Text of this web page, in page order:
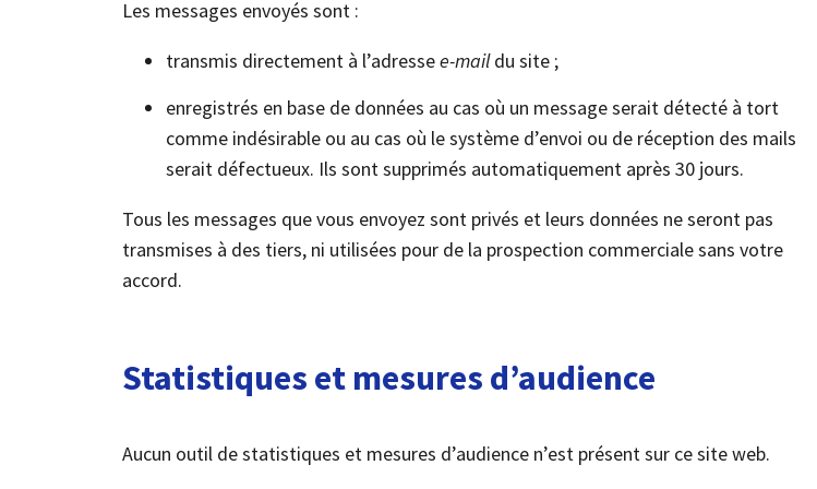
Les messages envoyés sont :
transmis directement à l’adressee-maildu site ;
enregistrés en base de données au cas où un message serait détecté à tort
comme indésirable ou au cas où le système d’envoi ou de réception des mails
serait défectueux. Ils sont supprimés automatiquement après 30 jours.
Tous les messages que vous envoyez sont privés et leurs données ne seront pas
transmises à des tiers, ni utilisées pour de la prospection commerciale sans votre
accord.
Statistiques et mesures d’audience
Aucun outil de statistiques et mesures d’audience n’est présent sur ce site web.